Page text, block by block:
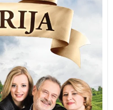
in svoja vina. Ena žlahtna
dnevna serija, ki ji je
gledalce.Ena žlahtna